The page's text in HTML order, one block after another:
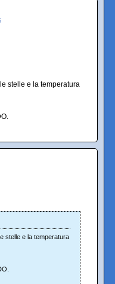
stelle e la temperatura
stelle e la temperatura